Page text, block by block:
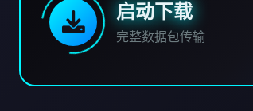
启动下载
完整数据包传输